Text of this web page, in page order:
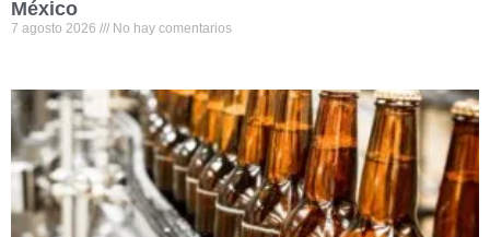
México
7 agosto 2026 No hay comentarios